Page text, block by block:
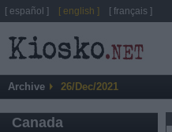
Archive 26/Dec/2021
Canada
[ español ] [ english ] [ français ]